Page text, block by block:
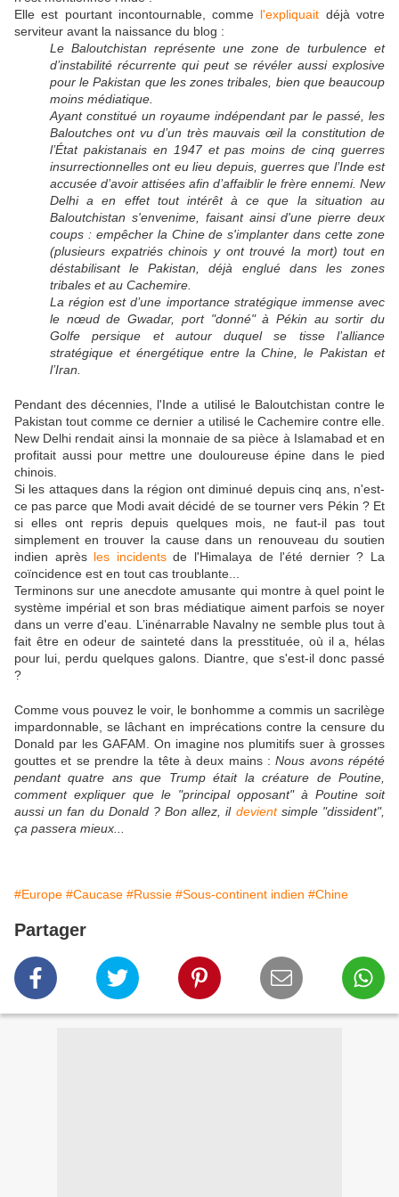
Elle est pourtant incontournable, comme l'expliquait déjà votre
serviteur avant la naissance du blog :
Le Baloutchistan représente une zone de turbulence et
d’instabilité récurrente qui peut se révéler aussi explosive
pour le Pakistan que les zones tribales, bien que beaucoup
moins médiatique.
Ayant constitué un royaume indépendant par le passé, les
Baloutches ont vu d’un très mauvais œil la constitution de
l’État pakistanais en 1947 et pas moins de cinq guerres
insurrectionnelles ont eu lieu depuis, guerres que l’Inde est
accusée d’avoir attisées afin d’affaiblir le frère ennemi. New
Delhi a en effet tout intérêt à ce que la situation au
Baloutchistan s'envenime, faisant ainsi d'une pierre deux
coups : empêcher la Chine de s'implanter dans cette zone
(plusieurs expatriés chinois y ont trouvé la mort) tout en
déstabilisant le Pakistan, déjà englué dans les zones
tribales et au Cachemire.
La région est d’une importance stratégique immense avec
le nœud de Gwadar, port "donné" à Pékin au sortir du
Golfe persique et autour duquel se tisse l’alliance
stratégique et énergétique entre la Chine, le Pakistan et
l’Iran.
Pendant des décennies, l'Inde a utilisé le Baloutchistan contre le
Pakistan tout comme ce dernier a utilisé le Cachemire contre elle.
New Delhi rendait ainsi la monnaie de sa pièce à Islamabad et en
profitait aussi pour mettre une douloureuse épine dans le pied
chinois.
Si les attaques dans la région ont diminué depuis cinq ans, n'est-
ce pas parce que Modi avait décidé de se tourner vers Pékin ? Et
si elles ont repris depuis quelques mois, ne faut-il pas tout
simplement en trouver la cause dans un renouveau du soutien
indien après les incidentsde l'Himalaya de l'été dernier ? La
coïncidence est en tout cas troublante...
Terminons sur une anecdote amusante qui montre à quel point le
système impérial et son bras médiatique aiment parfois se noyer
dans un verre d'eau. L’inénarrable Navalny ne semble plus tout à
fait être en odeur de sainteté dans la presstituée, où il a, hélas
pour lui, perdu quelques galons. Diantre, que s'est-il donc passé
?
Comme vous pouvez le voir, le bonhomme a commis un sacrilège
impardonnable, se lâchant en imprécations contre la censure du
Donald par les GAFAM. On imagine nos plumitifs suer à grosses
gouttes et se prendre la tête à deux mains :Nous avons répété
pendant quatre ans que Trump était la créature de Poutine,
comment expliquer que le "principal opposant" à Poutine soit
aussi un fan du Donald ? Bon allez, il devientsimple "dissident",
ça passera mieux...
#Europe #Caucase #Russie #Sous-continent indien #Chine
Partager